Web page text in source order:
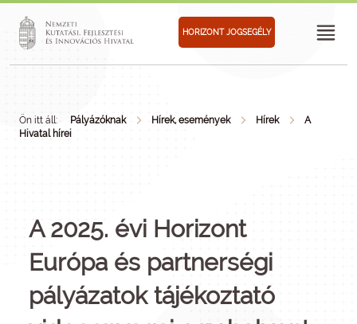
HORIZONT JOGSEGÉLY
Ön itt áll: Pályázóknak Hírek, események Hírek
A
Hivatal hírei
A 2025. évi Horizont
Európa és partnerségi
pályázatok tájékoztató